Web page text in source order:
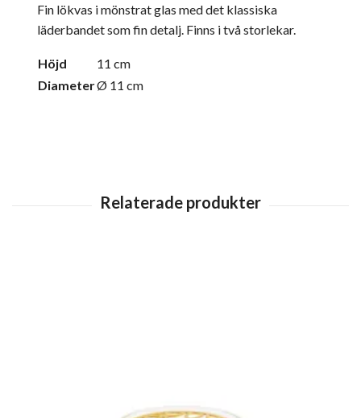
Fin lökvas i mönstrat glas med det klassiska
läderbandet som fin detalj. Finns i två storlekar.
Höjd
11 cm
DiameterØ 11 cm